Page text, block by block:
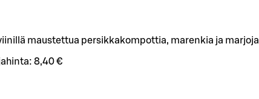
maustettua persikkakompottia, marenkia ja marjoja
8,40 €